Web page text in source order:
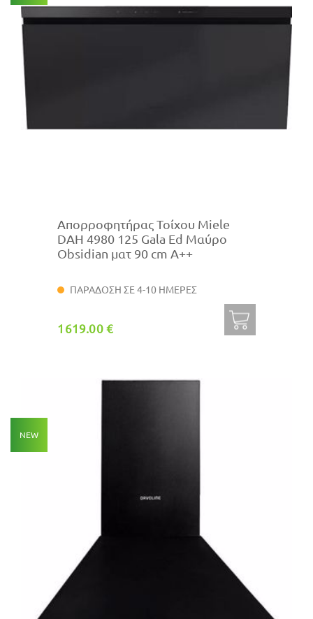
Απορροφητήρας Τοίχου Miele
DAH 4980 125 Gala Ed Μαύρο
Obsidian ματ 90 cm Α++
ΠΑΡΑΔΟΣΗ ΣΕ 4-10 ΗΜΕΡΕΣ
1619.00 €
NEW